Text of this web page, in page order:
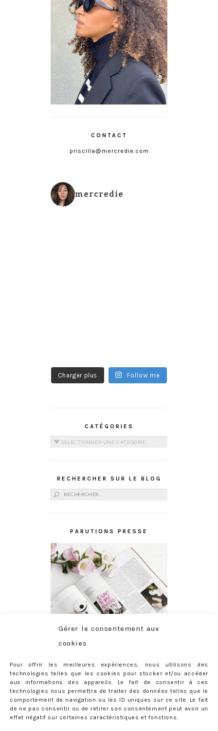
Gérer le consentement aux
cookies
Pour offrir les meilleures expériences, nous utilisons des
technologies telles que les cookies pour stocker et/ou accéder
aux informations des appareils. Le fait de consentir à ces
technologies nous permettra de traiter des données telles que le
comportement de navigation ou les ID uniques sur ce site. Le fait
de ne pas consentir ou de retirer son consentement peut avoir un
effet négatif sur certaines caractéristiques et fonctions.
CONTACT
priscilla@mercredie.com
mercredie
Charger plus Follow me
CATÉGORIES
Catégories
RECHERCHER SUR LE BLOG
Rechercher :
PARUTIONS PRESSE
ABONNEMENT